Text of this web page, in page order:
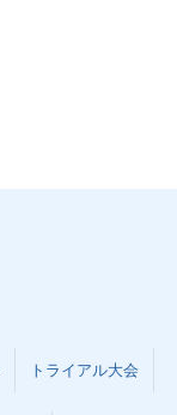
トライアル大会